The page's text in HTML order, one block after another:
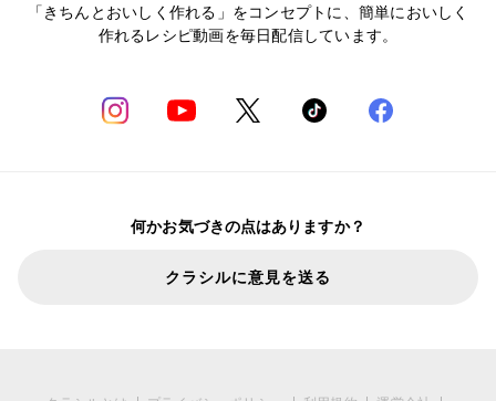
「きちんとおいしく作れる」をコンセプトに、簡単においしく
作れるレシピ動画を毎日配信しています。
何かお気づきの点はありますか？
クラシルに意見を送る